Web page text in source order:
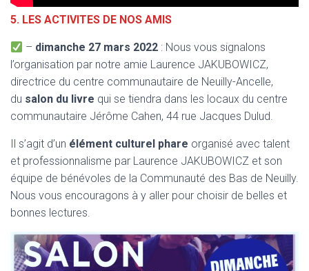
5. LES ACTIVITES DE NOS AMIS
– dimanche 27 mars 2022 : Nous vous signalons
l’organisation par notre amie Laurence JAKUBOWICZ,
directrice du centre communautaire de Neuilly-Ancelle,
du salon du livre qui se tiendra dans les locaux du centre
communautaire Jérôme Cahen, 44 rue Jacques Dulud.
Il s’agit d’un élément culturel phare organisé avec talent
et professionnalisme par Laurence JAKUBOWICZ et son
équipe de bénévoles de la Communauté des Bas de Neuilly.
Nous vous encouragons à y aller pour choisir de belles et
bonnes lectures.